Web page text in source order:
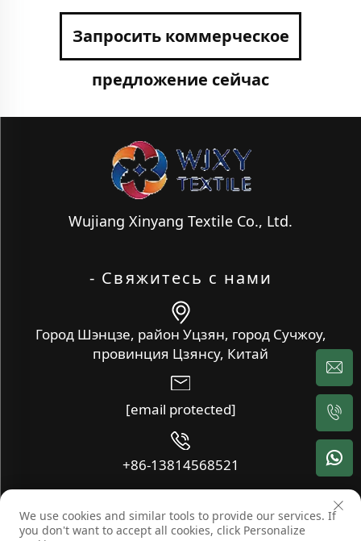
Запросить коммерческое
предложение сейчас
Wujiang Xinyang Textile Co., Ltd.
- Свяжитесь с нами
Город Шэнцзе, район Уцзян, город Сучжоу,
провинция Цзянсу, Китай
[email protected]
+86-13814568521
Copyright © Wujiang Xinyang Textile Co., Ltd. Все права
We use cookies and similar tools to provide our services. If
you don't want to accept all cookies, click Personalize